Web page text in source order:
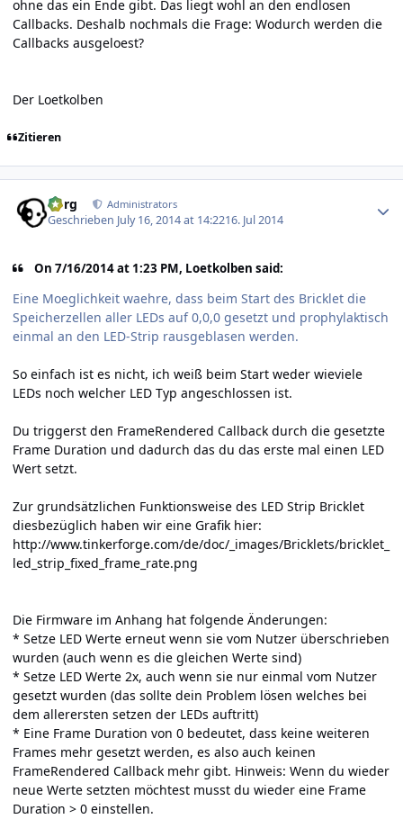
ohne das ein Ende gibt. Das liegt wohl an den endlosen
Callbacks. Deshalb nochmals die Frage: Wodurch werden die
Callbacks ausgeloest?
Der Loetkolben
Zitieren
borg Administrators
Geschrieben July 16, 2014 at 14:2216. Jul 2014
On 7/16/2014 at 1:23 PM, Loetkolben said:
Eine Moeglichkeit waehre, dass beim Start des Bricklet die
Speicherzellen aller LEDs auf 0,0,0 gesetzt und prophylaktisch
einmal an den LED-Strip rausgeblasen werden.
So einfach ist es nicht, ich weiß beim Start weder wieviele
LEDs noch welcher LED Typ angeschlossen ist.
Du triggerst den FrameRendered Callback durch die gesetzte
Frame Duration und dadurch das du das erste mal einen LED
Wert setzt.
Zur grundsätzlichen Funktionsweise des LED Strip Bricklet
diesbezüglich haben wir eine Grafik hier:
http://www.tinkerforge.com/de/doc/_images/Bricklets/bricklet_
led_strip_fixed_frame_rate.png
Die Firmware im Anhang hat folgende Änderungen:
* Setze LED Werte erneut wenn sie vom Nutzer überschrieben
wurden (auch wenn es die gleichen Werte sind)
* Setze LED Werte 2x, auch wenn sie nur einmal vom Nutzer
gesetzt wurden (das sollte dein Problem lösen welches bei
dem allerersten setzen der LEDs auftritt)
* Eine Frame Duration von 0 bedeutet, dass keine weiteren
Frames mehr gesetzt werden, es also auch keinen
FrameRendered Callback mehr gibt. Hinweis: Wenn du wieder
neue Werte setzten möchtest musst du wieder eine Frame
Duration > 0 einstellen.